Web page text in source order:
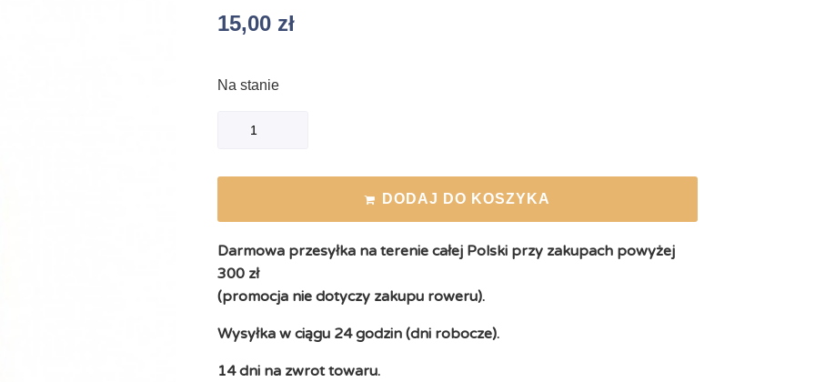
15,00 zł
Na stanie
DODAJ DO KOSZYKA
Darmowa przesyłka na terenie całej Polski przy zakupach powyżej
300 zł
(promocja nie dotyczy zakupu roweru).
Wysyłka w ciągu 24 godzin (dni robocze).
14 dni na zwrot towaru.